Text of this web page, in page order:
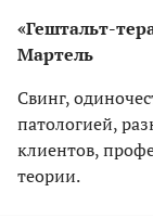
«Гештальт-
Мартель
Свинг,
патологией,
клиентов,
теории.